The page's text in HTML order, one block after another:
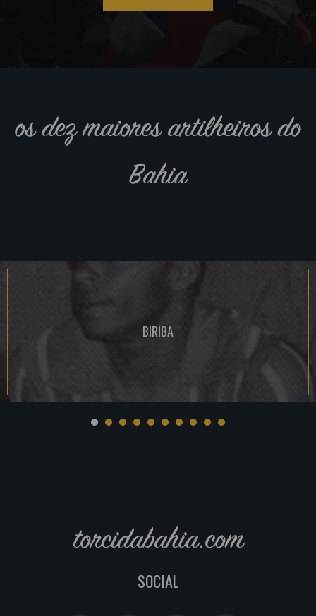
os dez maiores artilheiros do
Bahia
BIRIBA
torcidabahia.com
SOCIAL